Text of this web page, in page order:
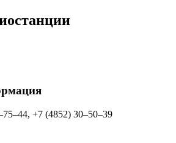
+7 (4852) 30–50–39